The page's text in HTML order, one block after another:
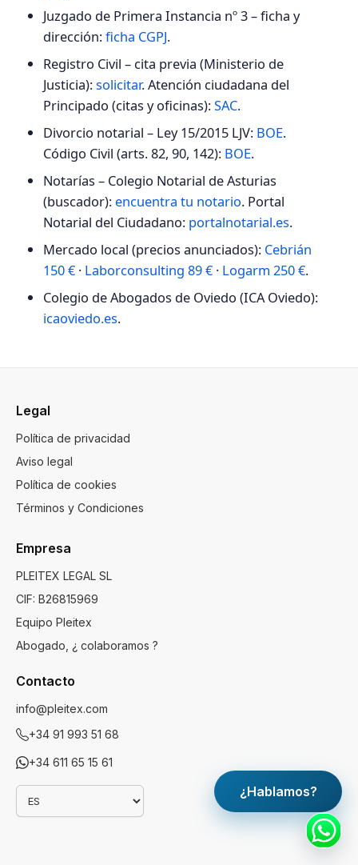
Juzgado de Primera Instancia nº 3 – ficha y
dirección:ficha CGPJ.
Registro Civil – cita previa (Ministerio de
Justicia):solicitar. Atención ciudadana del
Principado (citas y oficinas):SAC.
Divorcio notarial – Ley 15/2015 LJV: BOE.
Código Civil (arts. 82, 90, 142): BOE.
Notarías – Colegio Notarial de Asturias
(buscador): encuentra tu notario. Portal
Notarial del Ciudadano: portalnotarial.es.
Mercado local (precios anunciados): Cebrián
150 € · Laborconsulting 89 € · Logarm 250 €.
Colegio de Abogados de Oviedo (ICA Oviedo):
icaoviedo.es.
Legal
Política de privacidad
Aviso legal
Política de cookies
Términos y Condiciones
Empresa
PLEITEX LEGAL SL
CIF: B26815969
Equipo Pleitex
Abogado, ¿ colaboramos ?
Contacto
info@pleitex.com
+34 91 993 51 68
+34 611 65 15 61
Idioma ¿Hablamos?